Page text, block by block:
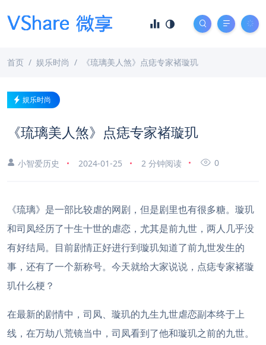
首页 娱乐时尚 《琉璃美人煞》点痣专家褚璇玑
娱乐时尚
《琉璃美人煞》点痣专家褚璇玑
小智爱历史 2024-01-25 2 分钟阅读 0
《琉璃》是一部比较虐的网剧，但是剧里也有很多糖。璇玑
和司凤经历了十生十世的虐恋，尤其是前九世，两人几乎没
有好结局。目前剧情正好进行到璇玑知道了前九世发生的
事，还有了一个新称号。今天就给大家说说，点痣专家褚璇
玑什么梗？
在最新的剧情中，司凤、璇玑的九生九世虐恋副本终于上
线，在万劫八荒镜当中，司凤看到了他和璇玑之前的九世。